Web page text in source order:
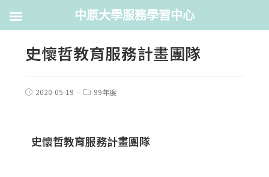
史懷哲教育服務計畫團隊
2020-05-19 99年度
史懷哲教育服務計畫團隊
中原大學服務學習中心